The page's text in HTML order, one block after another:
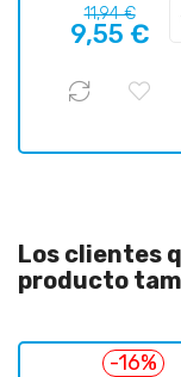
Precio
regular
11,94 €
9,55 €
Los clientes
producto
-16%